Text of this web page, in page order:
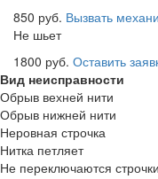
850 руб. Вызвать
Не шьет
1800 руб. Оставить
Вид неисправности
Обрыв вехней нити
Обрыв нижней нити
Неровная строчка
Нитка петляет
Не переключаются строчки